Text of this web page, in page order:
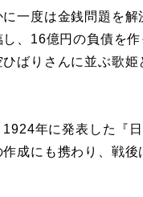
一度は金銭問題を
、16億円の負債を
ばりさんに並ぶ歌
年に発表した『
成にも携わり、戦後